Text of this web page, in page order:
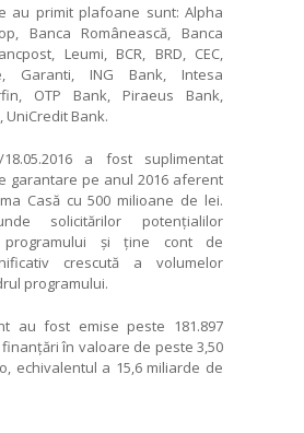
au primit plafoane sunt: Alpha
Banca Românească, Banca
Leumi, BCR, BRD, CEC,
Garanti, ING Bank, Intesa
OTP Bank, Piraeus Bank,
UniCredit Bank.
18.05.2016 a fost suplimentat
garantare pe anul 2016 aferent
Casă cu 500 milioane de lei.
solicitărilor potențialilor
și ține cont de
crescută a volumelor
programului.
au fost emise peste 181.897
în valoare de peste 3,50
echivalentul a 15,6 miliarde de